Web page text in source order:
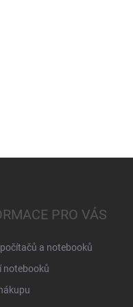
PRO VÁS
a notebooků
notebooků